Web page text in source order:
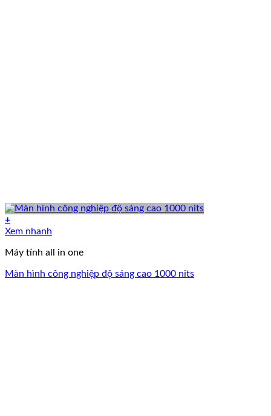
+
Xem nhanh
Máy tính all in one
Màn hình công nghiệp độ sáng cao 1000 nits